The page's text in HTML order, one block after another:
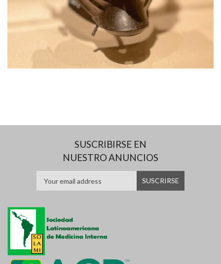
SUSCRIBIRSE EN
NUESTRO ANUNCIOS